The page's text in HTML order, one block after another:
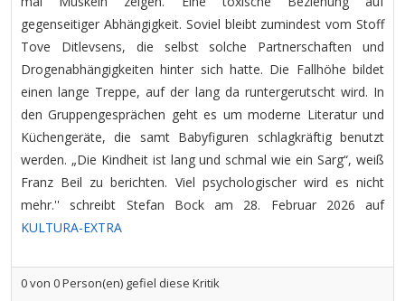
gegenseitiger Abhängigkeit. Soviel bleibt zumindest vom Stoff
Tove Ditlevsens, die selbst solche Partnerschaften und
Drogenabhängigkeiten hinter sich hatte. Die Fallhöhe bildet
einen lange Treppe, auf der lang da runtergerutscht wird. In
den Gruppengesprächen geht es um moderne Literatur und
Küchengeräte, die samt Babyfiguren schlagkräftig benutzt
werden. „Die Kindheit ist lang und schmal wie ein Sarg“, weiß
Franz Beil zu berichten. Viel psychologischer wird es nicht
mehr.'' schreibt Stefan Bock am 28. Februar 2026 auf
KULTURA-EXTRA
0von 0Person(en) gefiel diese Kritik